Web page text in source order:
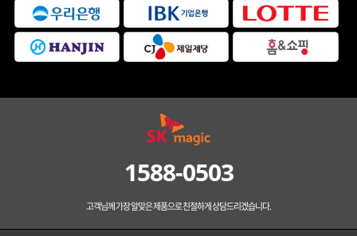
1588-0503
고객님께 가장 알맞은 제품으로 친절하게 상담드리겠습니다.